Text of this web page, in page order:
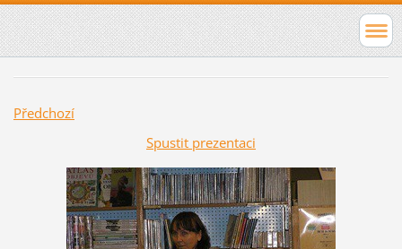
Předchozí
Spustit prezentaci